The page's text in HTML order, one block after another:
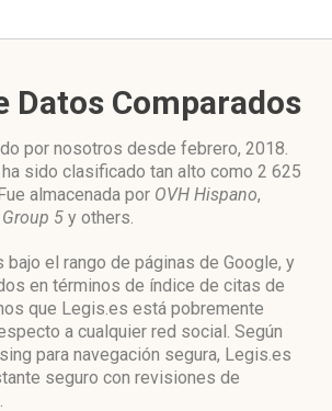
Datos Comparados
por nosotros desde febrero, 2018.
sido clasificado tan alto como 2 625
almacenada por OVH Hispano,
5 y others.
el rango de páginas de Google, y
en términos de índice de citas de
que Legis.es está pobremente
a cualquier red social. Según
para navegación segura, Legis.es
seguro con revisiones de